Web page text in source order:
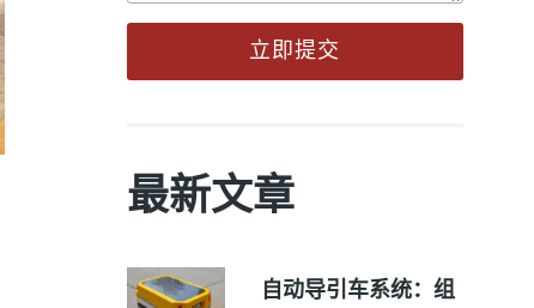
立即提交
最新文章
自动导引车系统：组